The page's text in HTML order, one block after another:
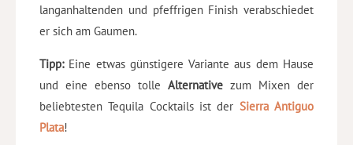
langanhaltenden und pfeffrigen Finish verabschiedet
er sich am Gaumen.
Tipp:Eine etwas günstigere Variante aus dem Hause
und eine ebenso tolle Alternative zum Mixen der
beliebtesten Tequila Cocktails ist der Sierra Antiguo
Plata!